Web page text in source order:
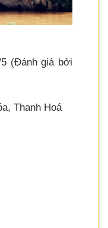
5 (Đánh giá bởi
Thanh Hoá